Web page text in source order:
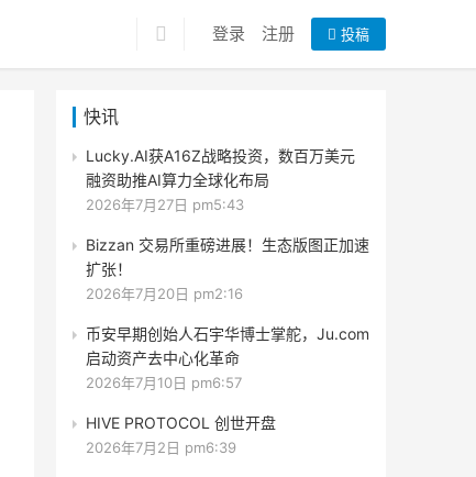
登录 注册 投稿
快讯
Lucky.AI获A16Z战略投资，数百万美元
融资助推AI算力全球化布局
2026年7月27日 pm5:43
Bizzan 交易所重磅进展！生态版图正加速
扩张！
2026年7月20日 pm2:16
币安早期创始人石宇华博士掌舵，Ju.com
启动资产去中心化革命
2026年7月10日 pm6:57
HIVE PROTOCOL 创世开盘
2026年7月2日 pm6:39